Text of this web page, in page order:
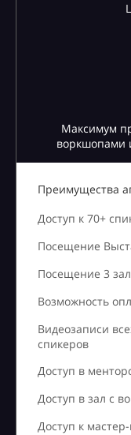
Максимум
воркшопами
Преимущества
Доступ к 70+
Посещение
Посещение 3
Возможность
Видеозаписи
спикеров
Доступ в
Доступ в зал с
Доступ к